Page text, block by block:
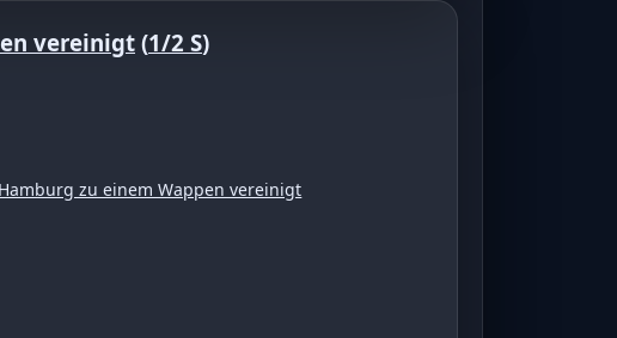
vereinigt (1/2 S)
zu einem Wappen vereinigt